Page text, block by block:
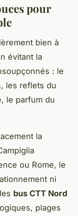
pour
bien à
évitant la
: le
les reflets du
le parfum du
la
ou Rome, le
ni
bus CTT Nord
plages